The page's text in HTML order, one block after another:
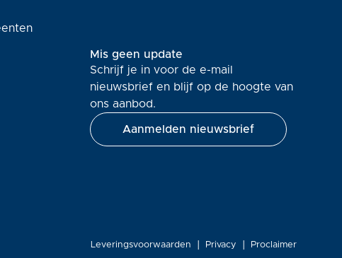
Mis geen update
Schrijf je in voor de e-mail
nieuwsbrief en blijf op de hoogte van
ons aanbod.
Aanmelden nieuwsbrief
Leveringsvoorwaarden Privacy Proclaimer